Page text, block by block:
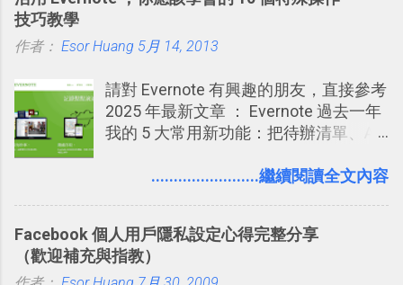
技！最想要的強大 Trello 客製化範例教
急時間管理四象限在 Trello 活用與範本
用 Trello？ 8個專案排程協作重點技巧
2017/6 新增： 如何用 Trello 規劃自助
旅行？我的 Trello 行程計畫使用技巧教
卡片不再落落長？專案管理的5個關鍵
技巧 2017/8/23 新增 ： 如何用 Trello 做
子彈筆記？我的 Trello GTD 方法範例看
板分享
練習的記憶卡片，自動規劃要延期複習
樣的軟體中最受好評的，或許就是今天
置。不過有一項很實用的設定是新增
你」的內容，決定要不要讓其他朋友看
標籤在他的訊息中，或是想把你標籤在
相片圖片裡，現在你都多了一個「事先
審查」的機制，可以決定這些你被標籤
鴉牆上，從而禁止可能的祕密被你其他
技巧教學
作者： Esor Huang 5月 14, 2013
請對 Evernote 有興趣的朋友，直接參考
2025 年最新文章 ： Evernote 過去一年
我的 5 大常用新功能：把待辦清單、AI
介紹文章： 把不同筆記中的待辦清單統
大綱收合、目錄連結、錨點連結，整理
超長筆記應用案例分享 新功能教學： 會
........................繼續閱讀全文內容
Facebook 個人用戶隱私設定心得完整分享
（歡迎補充與指教）